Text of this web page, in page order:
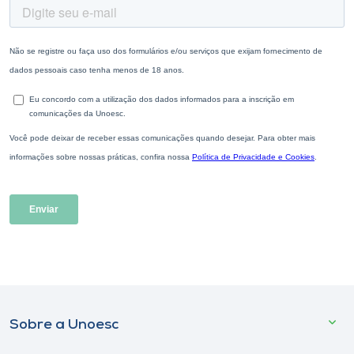
Sobre a Unoesc